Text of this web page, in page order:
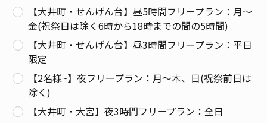
【大井町・せんげん台】昼5時間フリープラン：月〜
金(祝祭日は除く6時から18時までの間の5時間)
【大井町・せんげん台】昼3時間フリープラン：平日
限定
【2名様~】夜フリープラン：月〜木、日(祝祭前日は
除く)
【大井町・大宮】夜3時間フリープラン：全日